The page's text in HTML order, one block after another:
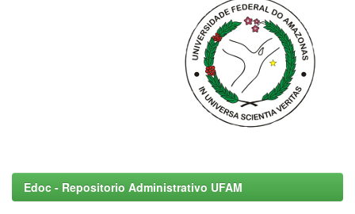
Edoc - Repositorio Administrativo UFAM